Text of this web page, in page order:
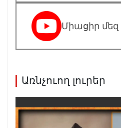
Միացիր մեզ
Առնչուող լուրեր